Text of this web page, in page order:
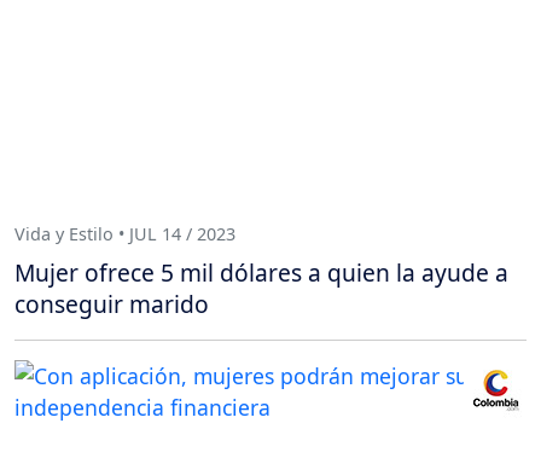
Vida y Estilo • JUL 14 / 2023
Mujer ofrece 5 mil dólares a quien la ayude a
conseguir marido